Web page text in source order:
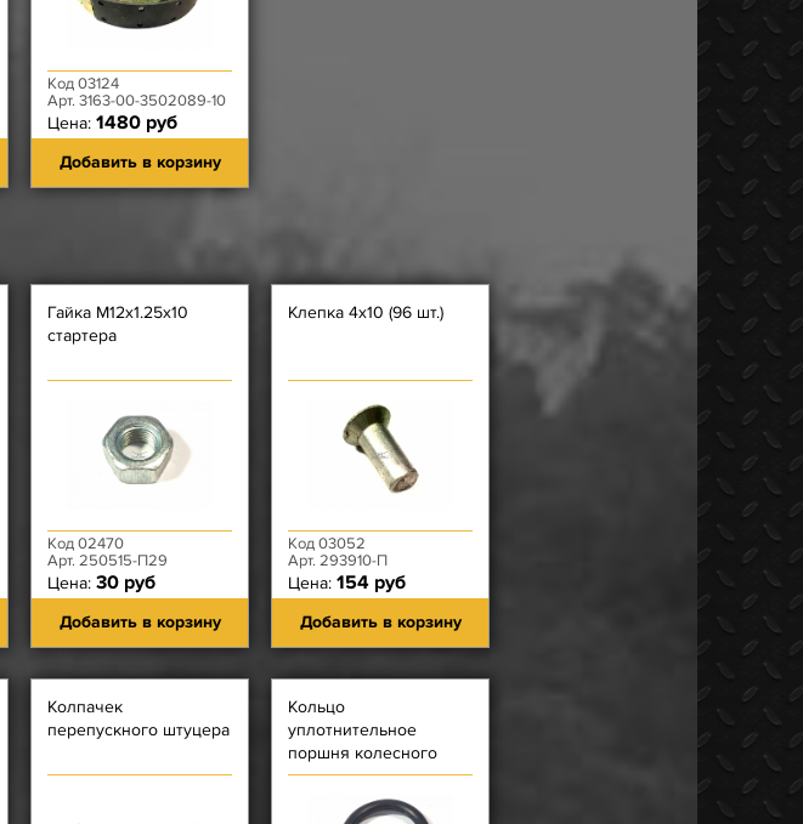
Код 03124
Арт. 3163-00-3502089-10
Цена: 1480 руб
Добавить в корзину
Гайка М12х1.25х10
стартера
Код 02470
Арт. 250515-П29
Цена: 30 руб
Добавить в корзину
Клепка 4х10 (96 шт.)
Код 03052
Арт. 293910-П
Цена: 154 руб
Добавить в корзину
Колпачек
перепускного штуцера
Кольцо
уплотнительное
поршня колесного
цилиндра на 28